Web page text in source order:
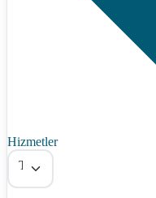
Hizmetler
Tümü